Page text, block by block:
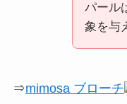
パール
象を与
⇒mimosa ブローチ